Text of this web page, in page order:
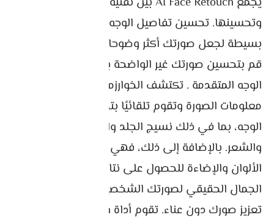
وتحسينها. تحسين تفاصيل الوجه في الصور. عملية
بسيطة لجعل صورتك أكثر وضوحا!
قم بتحسين صورتك غير الواضحة باستخدام تقنية تحرير
الوجه المتقدمة . تكتشف الخوارزميات الذكية لديهم
معلومات الصورة وتقوم تلقائيًا بتحسين تفاصيل
الوجه، بما في ذلك نسيج الجلد والشفاه والعينين
والشعر. بالإضافة إلى ذلك، فهي تقوم بضبط درجات
الألوان والإضاءة للحصول على نتائج مذهلة، وإبراز
الجمال الحقيقي لصورتك الشخصية.
تعزيز صورك دون عناء. تقوم أداة AI Face Retouch